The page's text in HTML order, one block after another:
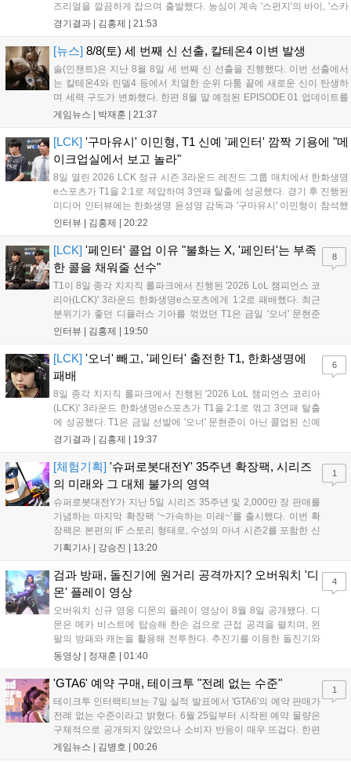
즈리얼을 깔끔하게 잡으며 출발했다. 농심이 계속 '스펀지'의 바이, '스카
웃'의 신드라가 맹활약하며 초반부터 잡은 주도권을 계속 잘 굴렸다.
었...
경기결과 | 김홍제 | 21:53
[뉴스] 8/8(토) 세 번째 신 선출, 칼테온4 이변 발생
솔(인챈트)은 지난 8월 8일 세 번째 신 선출을 진행했다. 이번 선출에서
는 칼테온4와 린델4 등에서 치열한 순위 다툼 끝에 새로운 신이 탄생하
며 세력 구도가 변화했다. 한편 8월 말 예정된 EPISODE 01 업데이트를
통해 월드 콘텐츠가 추가될 예정이며, 이를 통해 추후 주신 및 절대신에
더욱 가속화될 전망이다....
게임뉴스 | 박재훈 | 21:37
[LCK] '구마유시' 이민형, T1 신예 '페인터' 깜짝 기용에 "메
이크업실에서 보고 놀라"
8일 열린 2026 LCK 정규 시즌 3라운드 레전드 그룹 매치에서 한화생명
e스포츠가 T1을 2:1로 제압하며 3연패 탈출에 성공했다. 경기 후 진행된
미디어 인터뷰에는 한화생명 윤성영 감독과 '구마유시' 이민형이 참석했
다. 먼저 승리 소감에 대해 윤성영 감독은 "오랜만에 승리해 기분이 좋고,
인터뷰 | 김홍제 | 20:22
[LCK] '페인터' 콜업 이유 "불화는 X, '페인터'는 부족
한 콜을 채워줄 선수"
T1이 8일 종각 치지직 롤파크에서 진행된 '2026 LoL 챔피언스 코
리아(LCK)' 3라운드 한화생명e스포츠에게 1:2로 패배했다. 최근
분위기가 좋던 디플러스 기아를 꺾었던 T1은 금일 '오너' 문현준
을 빼고 신예 '페인터' 김은후를 투입시키는 강수를 뒀으나 결국
즈' 김수환의 인터뷰 내...
인터뷰 | 김홍제 | 19:50
8
[LCK] '오너' 빼고, '페인터' 출전한 T1, 한화생명에
패배
8일 종각 치지직 롤파크에서 진행된 '2026 LoL 챔피언스 코리아
(LCK)' 3라운드 한화생명e스포츠가 T1을 2:1로 꺾고 3연패 탈출
에 성공했다. T1은 금일 선발에 '오너' 문현준이 아닌 콜업된 신예
'페인터' 김은후를 투입했지만, 결국 1:2로 패배하고 말았다. T1은
을 빼냈다....
경기결과 | 김홍제 | 19:37
6
[체험기획] '슈퍼로봇대전Y' 35주년 확장팩, 시리즈
의 미래와 그 대체 불가의 영역
슈퍼로봇대전Y가 지난 5일 시리즈 35주년 및 2,000만 장 판매를
기념하는 마지막 확장팩 ‘~가속하는 미래~’를 출시했다. 이번 확
장팩은 본편의 IF 스토리 형태로, 수성의 마녀 시즌2를 포함한 신
규 참전작과 크로스오버 합체기를 선보이며 작품을 완결 짓는다.
하는 몰입감 있는 서사와 조합을 구현하며 시리즈의 미래를 향한
새로운 가능성을 제시했다....
기획기사 | 강승진 | 13:20
1
검과 방패, 돌진기에 원거리 공격까지? 오버워치 '디
몬' 플레이 영상
오버워치 신규 영웅 디몬의 플레이 영상이 8월 8일 공개됐다. 디
몬은 메카 비스트에 탑승해 한손 검으로 근접 공격을 펼치며, 왼
팔의 방패와 캐논을 활용해 전투한다. 추진기를 이용한 돌진기와
참격 형태의 궁극기를 보유했고, 메카 파괴 시 맨몸으로 기관총을
산의 영웅들 업데이트를 통해 정식 출시될 예정이다....
동영상 | 정재훈 | 01:40
4
'GTA6' 예약 구매, 테이크투 "전례 없는 수준"
테이크투 인터랙티브는 7일 실적 발표에서 'GTA6'의 예약 판매가
전례 없는 수준이라고 밝혔다. 6월 25일부터 시작된 예약 물량은
구체적으로 공개되지 않았으나 소비자 반응이 매우 뜨겁다. 한편
11월 19일 PS5와 Xbox 시리즈 X|S로 정식 출시될 예정이며, 록
게임뉴스 | 김병호 | 00:26
1